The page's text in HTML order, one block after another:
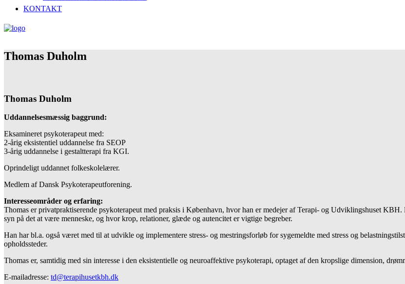
KONTAKT
Thomas Duholm
Thomas Duholm
Uddannelsesmæssig baggrund:
Eksamineret psykoterapeut med:
2-årig eksistentiel uddannelse fra SEOP
3-årig uddannelse i gestaltterapi fra KGI.
Oprindeligt uddannet folkeskolelærer.
Medlem af Dansk Psykoterapeutforening.
Interesseområder og erfaring:
Thomas er privatpraktiserende psykoterapeut med praksis i København, hvor han er medejer af Terapi- og Udviklingshuset
syn på det at være menneske, og hvor krop, relationer, glæde og autencitet er vigtige begreber.
Han har bl.a. også været med til at udvikle og implementere stress- og mestringsforløb for sygemeldte med stress og
opholdssteder.
Thomas er, samtidig med sin interesse i den eksistentielle og neuroaffektive psykoterapi, optaget af den kropslige dimension,
E-mailadresse: td@terapihusetkbh.dk